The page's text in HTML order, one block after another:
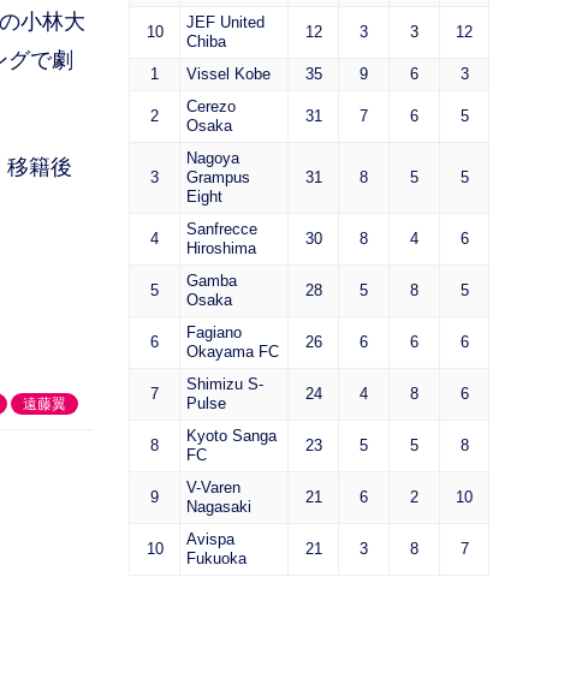
小林大
で劇
移籍後
遠藤翼
10
JEF United
Chiba
12 3 3 12
1 Vissel Kobe 35 9 6 3
2
Cerezo
Osaka
31 7 6 5
3
Nagoya
Grampus
Eight
31 8 5 5
4
Sanfrecce
Hiroshima
30 8 4 6
5
Gamba
Osaka
28 5 8 5
6
Fagiano
Okayama FC
26 6 6 6
7
Shimizu S-
Pulse
24 4 8 6
8
Kyoto Sanga
FC
23 5 5 8
9
V-Varen
Nagasaki
21 6 2 10
10
Avispa
Fukuoka
21 3 8 7